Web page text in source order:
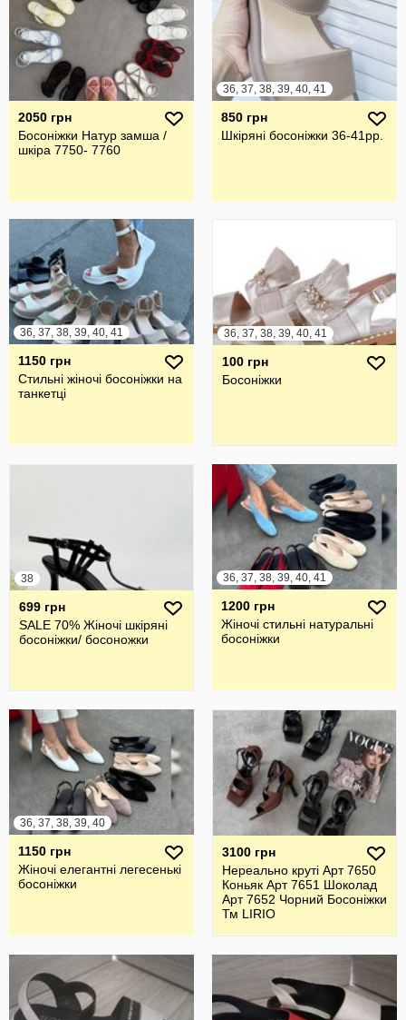
2050 грн
Босоніжки Натур замша /
шкіра 7750- 7760
36, 37, 38, 39, 40, 41
850 грн
Шкіряні босоніжки 36-41рр.
36, 37, 38, 39, 40, 41
1150 грн
Стильні жіночі босоніжки на
танкетці
36, 37, 38, 39, 40, 41
100 грн
Босоніжки
38
699 грн
SALE 70% Жіночі шкіряні
босоніжки/ босоножки
36, 37, 38, 39, 40, 41
1200 грн
Жіночі стильні натуральні
босоніжки
36, 37, 38, 39, 40
1150 грн
Жіночі елегантні легесенькі
босоніжки
3100 грн
Нереально круті Арт 7650
Коньяк Арт 7651 Шоколад
Арт 7652 Чорний Босоніжки
Тм LIRIO